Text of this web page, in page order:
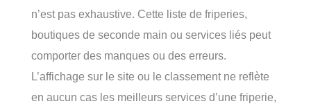
n’est pas exhaustive. Cette liste de friperies,
boutiques de seconde main ou services liés peut
comporter des manques ou des erreurs.
L’affichage sur le site ou le classement ne reflète
en aucun cas les meilleurs services d’une friperie,